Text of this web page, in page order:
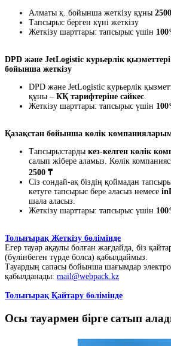
Алматы қ. бойынша жеткізу құны
Тапсырыс берген күні жеткізу
Жеткізу шарттары: тапсырыс үшін
DPD және JetLogistic курьерлік
бойынша жеткізу
DPD және JetLogistic курьерлік
құны – КҚ тарифтеріне сәйкес.
Жеткізу шарттары: тапсырыс үшін
Қазақстан бойынша көлік
Тапсырыстарды кез-келген көлік
салып жібере аламыз. Көлік
2500 ₸
Сіз сондай-ақ біздің қоймадан
кетуге тапсырыс бере аласыз немесе
шала аласыз.
Жеткізу шарттары: тапсырыс үшін
Толығырақ Жеткізу бөлімінде
Егер тауар ақаулы болған жағдайда, біз
(бүлінбеген түрде болса) қабылдаймыз.
Тауардың сапасы бойынша шағымдар
қабылданады: mail@webpack.kz
Толығырақ Қайтару бөлімінде
Осы тауармен бірге сатып